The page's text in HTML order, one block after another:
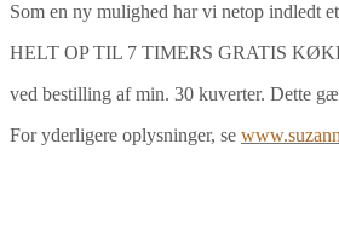
Som en ny mulighed har vi netop indledt
HELT OP TIL 7 TIMERS GRATIS
ved bestilling af min. 30 kuverter. Dette
For yderligere oplysninger, se